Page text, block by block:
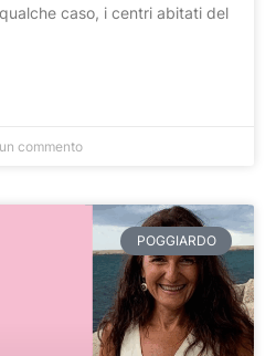
caso, i centri abitati del
commento
POGGIARDO